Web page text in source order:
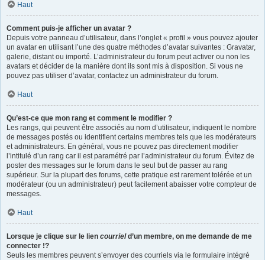
Haut
Comment puis-je afficher un avatar ?
Depuis votre panneau d’utilisateur, dans l’onglet « profil » vous pouvez ajouter
un avatar en utilisant l’une des quatre méthodes d’avatar suivantes : Gravatar,
galerie, distant ou importé. L’administrateur du forum peut activer ou non les
avatars et décider de la manière dont ils sont mis à disposition. Si vous ne
pouvez pas utiliser d’avatar, contactez un administrateur du forum.
Haut
Qu’est-ce que mon rang et comment le modifier ?
Les rangs, qui peuvent être associés au nom d’utilisateur, indiquent le nombre
de messages postés ou identifient certains membres tels que les modérateurs
et administrateurs. En général, vous ne pouvez pas directement modifier
l’intitulé d’un rang car il est paramétré par l’administrateur du forum. Évitez de
poster des messages sur le forum dans le seul but de passer au rang
supérieur. Sur la plupart des forums, cette pratique est rarement tolérée et un
modérateur (ou un administrateur) peut facilement abaisser votre compteur de
messages.
Haut
Lorsque je clique sur le lien courrield’un membre, on me demande de me
connecter !?
Seuls les membres peuvent s’envoyer des courriels via le formulaire intégré